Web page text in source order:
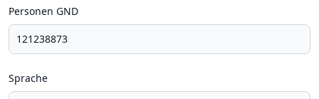
Personen GND
Sprache